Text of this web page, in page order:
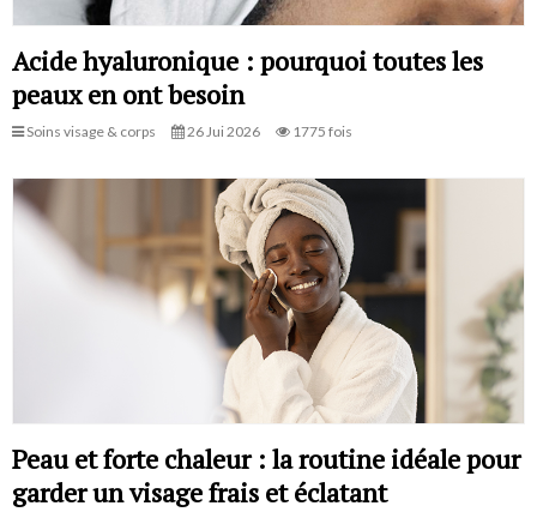
Acide hyaluronique : pourquoi toutes les
peaux en ont besoin
Soins visage & corps 26 Jui 2026 1775 fois
Peau et forte chaleur : la routine idéale pour
garder un visage frais et éclatant